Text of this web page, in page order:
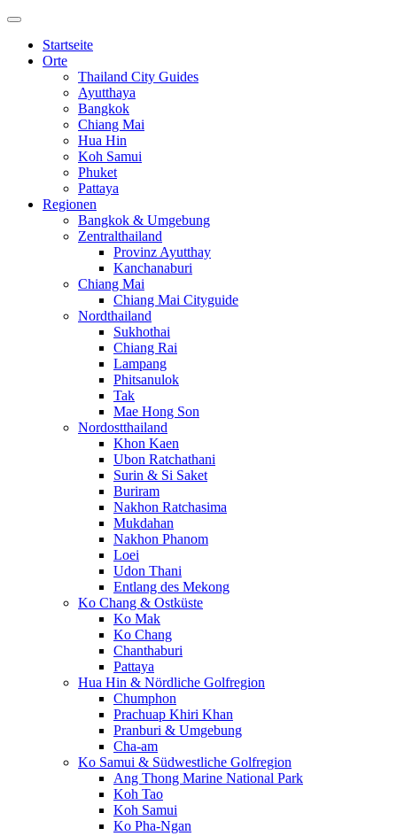
Startseite
Orte
Thailand City Guides
Ayutthaya
Bangkok
Chiang Mai
Hua Hin
Koh Samui
Phuket
Pattaya
Regionen
Bangkok & Umgebung
Zentralthailand
Provinz Ayutthay
Kanchanaburi
Chiang Mai
Chiang Mai Cityguide
Nordthailand
Sukhothai
Chiang Rai
Lampang
Phitsanulok
Tak
Mae Hong Son
Nordostthailand
Khon Kaen
Ubon Ratchathani
Surin & Si Saket
Buriram
Nakhon Ratchasima
Mukdahan
Nakhon Phanom
Loei
Udon Thani
Entlang des Mekong
Ko Chang & Ostküste
Ko Mak
Ko Chang
Chanthaburi
Pattaya
Hua Hin & Nördliche Golfregion
Chumphon
Prachuap Khiri Khan
Pranburi & Umgebung
Cha-am
Ko Samui & Südwestliche Golfregion
Ang Thong Marine National Park
Koh Tao
Koh Samui
Ko Pha-Ngan